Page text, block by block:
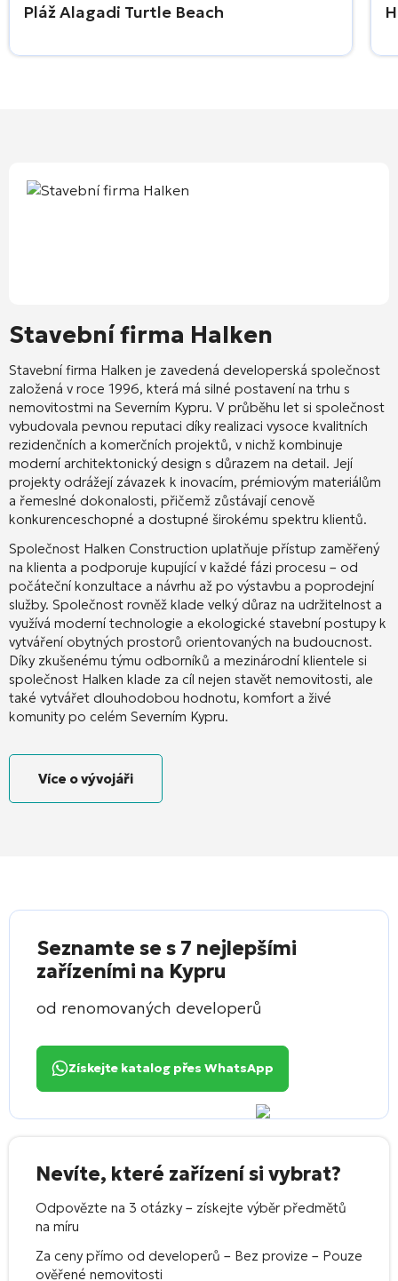
Pláž Alagadi Turtle Beach
Stavební firma Halken
Stavební firma Halken je zavedená developerská společnost
založená v roce 1996, která má silné postavení na trhu s
nemovitostmi na Severním Kypru. V průběhu let si společnost
vybudovala pevnou reputaci díky realizaci vysoce kvalitních
rezidenčních a komerčních projektů, v nichž kombinuje
moderní architektonický design s důrazem na detail. Její
projekty odrážejí závazek k inovacím, prémiovým materiálům
a řemeslné dokonalosti, přičemž zůstávají cenově
konkurenceschopné a dostupné širokému spektru klientů.
Společnost Halken Construction uplatňuje přístup zaměřený
na klienta a podporuje kupující v každé fázi procesu – od
počáteční konzultace a návrhu až po výstavbu a poprodejní
služby. Společnost rovněž klade velký důraz na udržitelnost a
využívá moderní technologie a ekologické stavební postupy k
vytváření obytných prostorů orientovaných na budoucnost.
Díky zkušenému týmu odborníků a mezinárodní klientele si
společnost Halken klade za cíl nejen stavět nemovitosti, ale
také vytvářet dlouhodobou hodnotu, komfort a živé
komunity po celém Severním Kypru.
Více o vývojáři
Seznamte se s 7 nejlepšími
zařízeními na Kypru
od renomovaných developerů
Získejte katalog přes WhatsApp
Nevíte, které zařízení si vybrat?
Odpovězte na 3 otázky – získejte výběr předmětů
na míru
Za ceny přímo od developerů – Bez provize – Pouze
ověřené nemovitosti